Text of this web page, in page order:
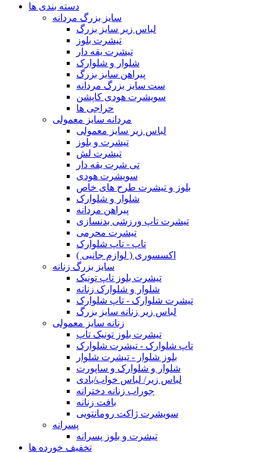
دسته بندی ها
سایز بزرگ مردانه
لباس زیر سایز بزرگ
تیشرت بلوز
تیشرت یقه دار
شلوار و شلوارک
پیراهن سایز بزرگ
ست سایز بزرگ مردانه
سویشرت هودی کاپشن
حراجی ها
مردانه سایز معمولی
لباس زیر سایز معمولی
تیشرت و بلوز
تیشرت لش
تی شرت یقه دار
سویشرت هودی
بلوز و تیشرت طرح های خاص
شلوار و شلوارک
پیراهن مردانه
تیشرت تاپ ورزشی بدنسازی
تیشرت محرمی
تاپ - تاپ شلوارک
اکسسوری ( لوازم جانبی )
سایز بزرگ زنانه
تیشرت بلوز تاپ تونیک
شلوار و شلوارک زنانه
تیشرت شلوارک - تاپ شلوارک
لباس زیر زنانه سایز بزرگ
زنانه سایز معمولی
تیشرت بلوز تونیک تاپ
تاپ شلوارک - تیشرت شلوارک
بلوز شلوار - تیشرت شلوار
شلوار و شلوارک و ساپورت
لباس زیر/ لباس خواب/بادی
جوراب زنانه دخترانه
بافت زنانه
سویشرت ژاکت رومانتویی
پسرانه
تیشرت و بلوز پسرانه
تخفیف خورده ها